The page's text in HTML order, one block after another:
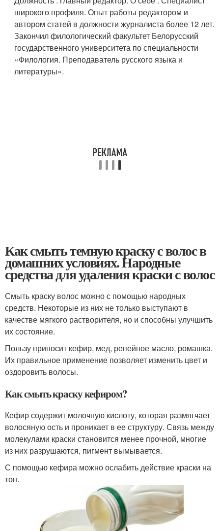
широкого профиля. Опыт работы редактором и
автором статей в должности журналиста более 12 лет.
Закончил филологический факультет Белорусский
государственного университета по специальности
«Филология. Преподаватель русского языка и
литературы».
Как смыть темную краску с волос в
домашних условиях. Народные
средства для удаления краски с волос
Смыть краску волос можно с помощью народных
средств. Некоторые из них не только выступают в
качестве мягкого растворителя, но и способны улучшить
их состояние.
Пользу приносит кефир, мед, репейное масло, ромашка.
Их правильное применение позволяет изменить цвет и
оздоровить волосы.
Как смыть краску кефиром?
Кефир содержит молочную кислоту, которая размягчает
волосяную ость и проникает в ее структуру. Связь между
молекулами краски становится менее прочной, многие
из них разрушаются, пигмент вымывается.
С помощью кефира можно ослабить действие краски на
тон.